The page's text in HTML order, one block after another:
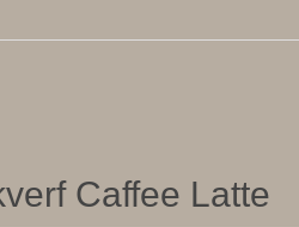
Caffee Latte